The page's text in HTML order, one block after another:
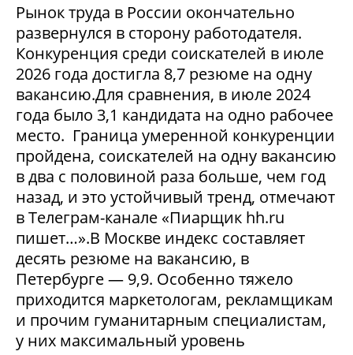
Рынок труда в России окончательно
развернулся в сторону работодателя.
Конкуренция среди соискателей в июле
2026 года достигла 8,7 резюме на одну
вакансию.Для сравнения, в июле 2024
года было 3,1 кандидата на одно рабочее
место. Граница умеренной конкуренции
пройдена, соискателей на одну вакансию
в два с половиной раза больше, чем год
назад, и это устойчивый тренд, отмечают
в Телеграм-канале «Пиарщик hh.ru
пишет…».В Москве индекс составляет
десять резюме на вакансию, в
Петербурге — 9,9. Особенно тяжело
приходится маркетологам, рекламщикам
и прочим гуманитарным специалистам,
у них максимальный уровень